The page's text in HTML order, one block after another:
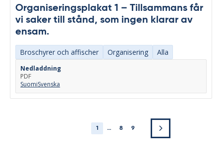
Organiseringsplakat 1 – Tillsammans får
vi saker till stånd, som ingen klarar av
ensam.
Broschyrer och affischer Organisering Alla
Nedladdning
PDF
SuomiSvenska
1 … 8 9